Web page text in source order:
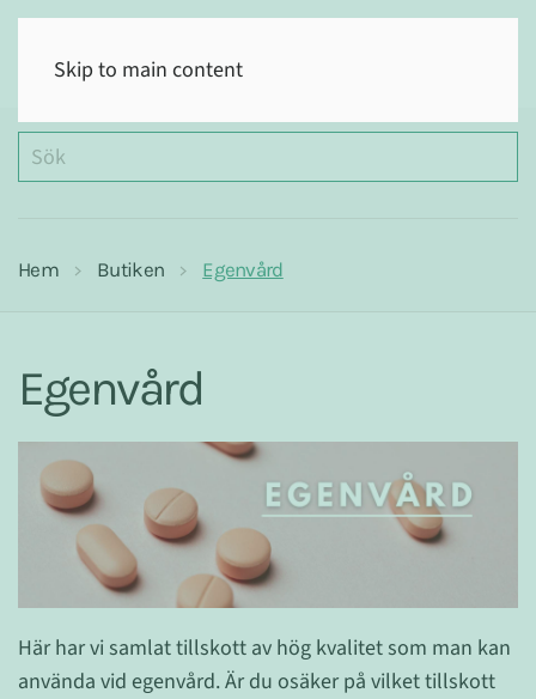
Skip to main content
Hem Butiken Egenvård
Egenvård
Här har vi samlat tillskott av hög kvalitet som man kan
använda vid egenvård. Är du osäker på vilket tillskott